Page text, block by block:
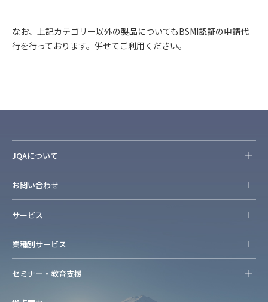
なお、上記カテゴリー以外の製品についてもBSMI認証の申請代
行を行っております。併せてご利用ください。
JQAについて
お問い合わせ
サービス
業種別サービス
セミナー・教育支援